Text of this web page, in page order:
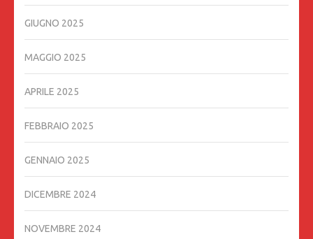
GIUGNO 2025
MAGGIO 2025
APRILE 2025
FEBBRAIO 2025
GENNAIO 2025
DICEMBRE 2024
NOVEMBRE 2024